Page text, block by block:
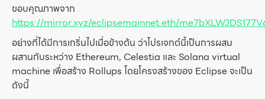
ขอบคุณภาพจาก
https://mirror.xyz/eclipsemainnet.eth/
อย่างที่ได้มีการเกริ่นไปเมื่อข้างต้น ว่าโปรเจกต์นี้เป็นการผสม
ผสานกับระหว่าง Ethereum, Celestia และ Solana virtual
machine เพื่อสร้าง Rollups โดยโครงสร้างของ Eclipse จะเป็น
ดังนี้